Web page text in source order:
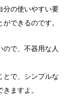
分の使いやすい要
できるのです。
で、不器用な人
とで、シンプルな
ますよ。